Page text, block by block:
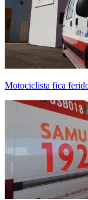
Motociclista fica